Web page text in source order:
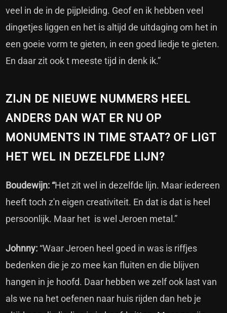
veel in de in de pijpleiding. Geof en ik hebben veel
dingetjes liggen en het is altijd de uitdaging om het in
een goeie vorm te gieten, in een goed liedje te gieten.
En daar zit ook t meeste tijd in denk ik.”
ZIJN DE NIEUWE NUMMERS HEEL
ANDERS DAN WAT ER NU OP
MONUMENTS IN TIME STAAT? OF LIGT
HET WEL IN DEZELFDE LIJN?
Boudewijn: “Het zit wel in dezelfde lijn. Maar iedereen
heeft toch z'n eigen creativiteit. En dat is dat is heel
persoonlijk. Maar het is wel Jeroen metal.”
Johnny: “Waar Jeroen heel goed in was is riffjes
bedenken die je zo mee kan fluiten en die blijven
hangen in je hoofd. Daar hebben we zelf ook last van
als we na het oefenen naar huis rijden dan heb je